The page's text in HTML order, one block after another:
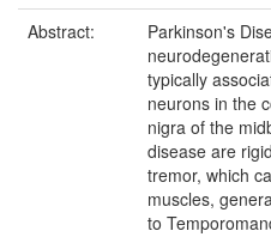
Abstract:
Parkinson's
typically
neurons in the
nigra of the
disease are
tremor, which
muscles,
to